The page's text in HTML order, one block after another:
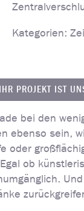
Kategorien:
PROJEKT IST
bei den
ebenso sein,
oder
ob